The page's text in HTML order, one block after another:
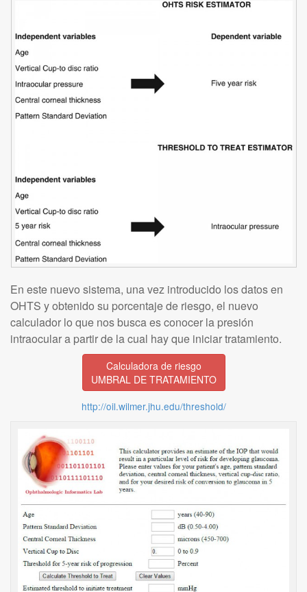
En este nuevo sistema, una vez introducido los datos en
OHTS y obtenido su porcentaje de riesgo, el nuevo
calculador lo que nos busca es conocer la presión
intraocular a partir de la cual hay que iniciar tratamiento.
Calculadora de riesgo
UMBRAL DE TRATAMIENTO
http://oil.wilmer.jhu.edu/threshold/